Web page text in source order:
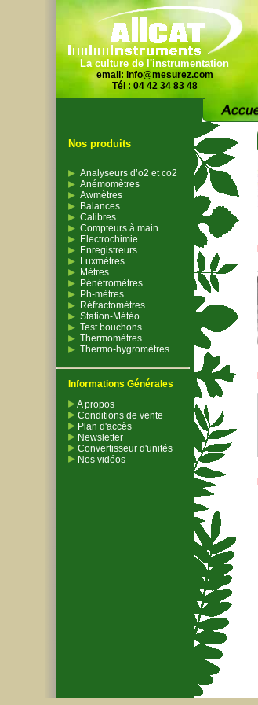
La culture de l'instrumentation
email: info@mesurez.com
Tél : 04 42 34 83 48
Nos produits
Analyseurs d’o2 et co2
Anémomètres
Awmètres
Balances
Calibres
Compteurs à main
Electrochimie
Enregistreurs
Luxmètres
Mètres
Pénétromètres
Ph-mètres
Réfractomètres
Station-Météo
Test bouchons
Thermomètres
Thermo-hygromètres
Informations Générales
A propos
Conditions de vente
Plan d'accès
Newsletter
Convertisseur d'unités
Nos vidéos